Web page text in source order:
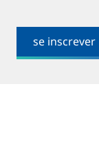
se inscrever